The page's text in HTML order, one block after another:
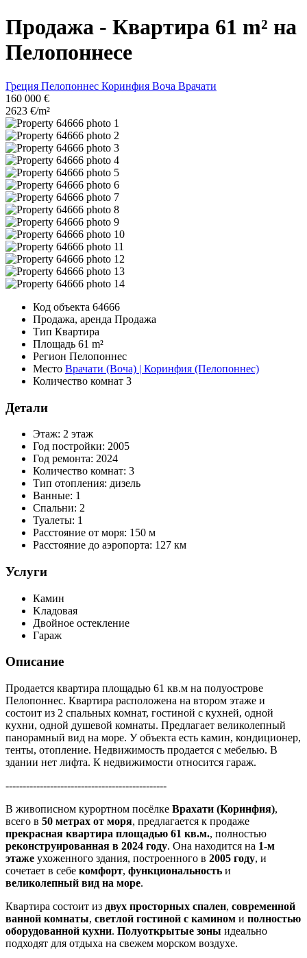
Продажа - Квартира 61 m² на
Пелопоннесе
Греция Пелопоннес Коринфия Воча Врачати
160 000 €
2623 €/m²
Код объекта 64666
Продажа, аренда Продажа
Тип Квартира
Площадь 61 m²
Регион Пелопоннес
Место Врачати (Воча) | Коринфия (Пелопоннес)
Количество комнат 3
Детали
Этаж: 2 этаж
Год постройки: 2005
Год ремонта: 2024
Количество комнат: 3
Тип отопления: дизель
Ванные: 1
Спальни: 2
Туалеты: 1
Расстояние от моря: 150 м
Расстояние до аэропорта: 127 км
Услуги
Камин
Kладовая
Двойное остекление
Гараж
Описание
Продается квартира площадью 61 кв.м на полуострове
Пелопоннес. Квартира расположена на втором этаже и
состоит из 2 спальных комнат, гостиной с кухней, одной
кухни, одной душевой комнаты. Предлагает великолепный
панорамный вид на море. У объекта есть камин, кондиционер,
тенты, отопление. Недвижимость продается с мебелью. В
здании нет лифта. К недвижимости относится гараж.
-----------------------------------------------
В живописном курортном посёлке Врахати (Коринфия),
всего в 50 метрах от моря, предлагается к продаже
прекрасная квартира площадью 61 кв.м., полностью
реконструированная в 2024 году. Она находится на 1-м
этаже ухоженного здания, построенного в 2005 году, и
сочетает в себе комфорт, функциональность и
великолепный вид на море.
Квартира состоит из двух просторных спален, современной
ванной комнаты, светлой гостиной с камином и полностью
оборудованной кухни. Полуоткрытые зоны идеально
подходят для отдыха на свежем морском воздухе.